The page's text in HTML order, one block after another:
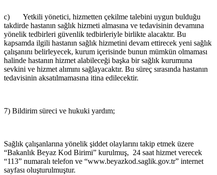
c) Yetkili yönetici, hizmetten çekilme talebini uygun bulduğu
takdirde hastanın sağlık hizmeti almasına ve tedavisinin devamına
yönelik tedbirleri güvenlik tedbirleriyle birlikte alacaktır. Bu
kapsamda ilgili hastanın sağlık hizmetini devam ettirecek yeni sağlık
çalışanını belirleyecek, kurum içerisinde bunun mümkün olmaması
halinde hastanın hizmet alabileceği başka bir sağlık kurumuna
sevkini ve hizmet alımını sağlayacaktır. Bu süreç sırasında hastanın
tedavisinin aksatılmamasına itina edilecektir.
7) Bildirim süreci ve hukuki yardım;
Sağlık çalışanlarına yönelik şiddet olaylarını takip etmek üzere
“Bakanlık Beyaz Kod Birimi” kurulmuş, 24 saat hizmet verecek
“113” numaralı telefon ve “www.beyazkod.saglik.gov.tr” internet
sayfası oluşturulmuştur.